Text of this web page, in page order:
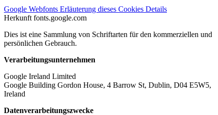
Google Webfonts Erläuterung dieses Cookies Details
Herkunft fonts.google.com
Dies ist eine Sammlung von Schriftarten für den kommerziellen und
persönlichen Gebrauch.
Verarbeitungsunternehmen
Google Ireland Limited
Google Building Gordon House, 4 Barrow St, Dublin, D04 E5W5,
Ireland
Datenverarbeitungszwecke